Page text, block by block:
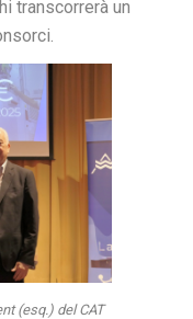
transcorrerà un
(esq.) del CAT